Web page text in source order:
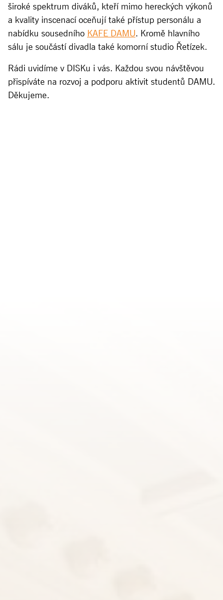
široké spektrum diváků, kteří mimo hereckých výkonů
a kvality inscenací oceňují také přístup personálu a
nabídku sousedního KAFE DAMU. Kromě hlavního
sálu je součástí divadla také komorní studio Řetízek.
Rádi uvidíme v DISKu i vás. Každou svou návštěvou
přispíváte na rozvoj a podporu aktivit studentů DAMU.
Děkujeme.